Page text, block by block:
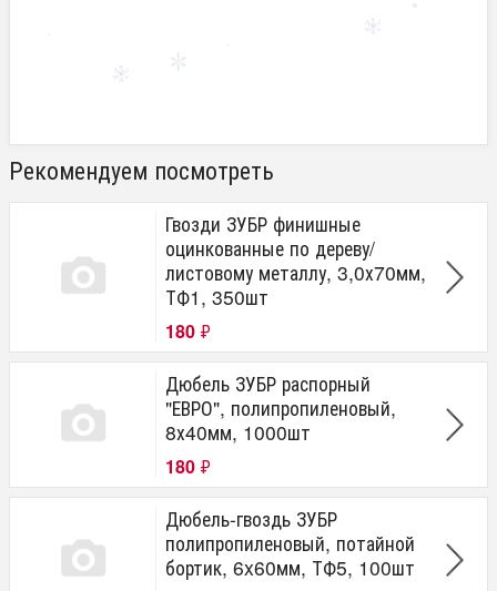
Рекомендуем посмотреть
Гвозди ЗУБР финишные
оцинкованные по дереву/
листовому металлу, 3,0х70мм,
ТФ1, 350шт
180 ₽
Дюбель ЗУБР распорный
"ЕВРО", полипропиленовый,
8х40мм, 1000шт
180 ₽
Дюбель-гвоздь ЗУБР
полипропиленовый, потайной
бортик, 6x60мм, ТФ5, 100шт